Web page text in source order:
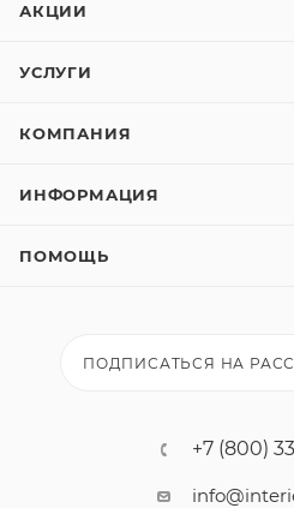
АКЦИИ
УСЛУГИ
КОМПАНИЯ
ИНФОРМАЦИЯ
ПОМОЩЬ
ПОДПИСАТЬСЯ НА
+7 (800)